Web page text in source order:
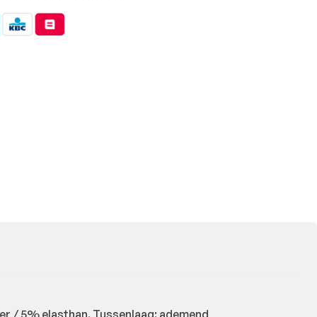
/ 5% elasthan. Tussenlaag: ademend